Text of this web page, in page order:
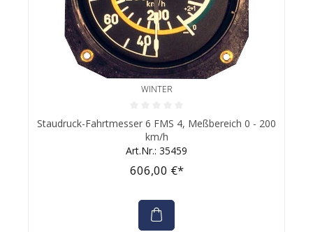
WINTER
Durchschnittliche Bewertung von 0 von 5 Sternen
Staudruck-Fahrtmesser 6 FMS 4, Meßbereich 0 - 200
km/h
Art.Nr.: 35459
606,00 €*